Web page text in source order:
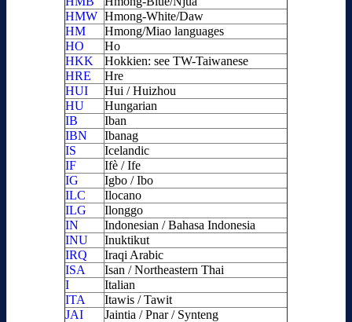
HMW Hmong-White/Daw
HM
Hmong/Miao languages
HO
Ho
HKK
Hokkien: see TW-Taiwanese
HRE
Hre
HUI
Hui / Huizhou
HU
Hungarian
IB
Iban
IBN
Ibanag
IS
Icelandic
IF
Ifè / Ife
IG
Igbo / Ibo
ILC
Ilocano
ILG
Ilonggo
IN
Indonesian / Bahasa Indonesia
INU
Inuktikut
IRQ
Iraqi Arabic
ISA
Isan / Northeastern Thai
I
Italian
ITA
Itawis / Tawit
JAI
Jaintia / Pnar / Synteng